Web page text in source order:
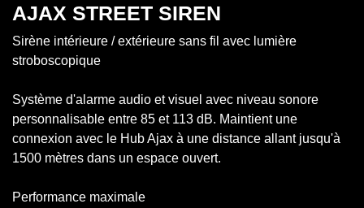
AJAX STREET SIREN
Sirène intérieure / extérieure sans fil avec lumière
stroboscopique
Système d'alarme audio et visuel avec niveau sonore
personnalisable entre 85 et 113 dB. Maintient une
connexion avec le Hub Ajax à une distance allant jusqu'à
1500 mètres dans un espace ouvert.
Performance maximale